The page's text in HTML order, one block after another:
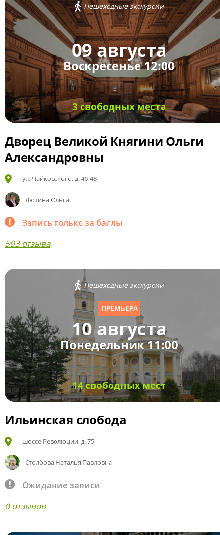
Пешеходные экскурсии
09 августа
Воскресенье 12:00
3 свободных места
Дворец Великой Княгини Ольги
Александровны
ул. Чайковского, д. 46-48
Лютина Ольга
Запись только за баллы
503 отзыва
Пешеходные экскурсии
ПРЕМЬЕРА
10 августа
Понедельник 11:00
14 свободных мест
Ильинская слобода
шоссе Революции, д. 75
Столбова Наталья Павловна
Ожидание записи
0 отзывов